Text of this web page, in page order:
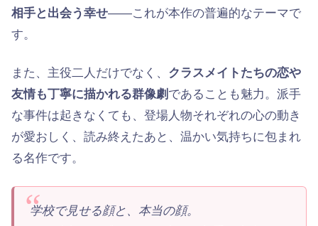
相手と出会う幸せ——これが本作の普遍的なテーマで
す。
また、主役二人だけでなく、 クラスメイトたちの恋や
友情も丁寧に描かれる群像劇 であることも魅力。派手
な事件は起きなくても、登場人物それぞれの心の動き
が愛おしく、読み終えたあと、温かい気持ちに包まれ
る名作です。
学校で見せる顔と、本当の顔。